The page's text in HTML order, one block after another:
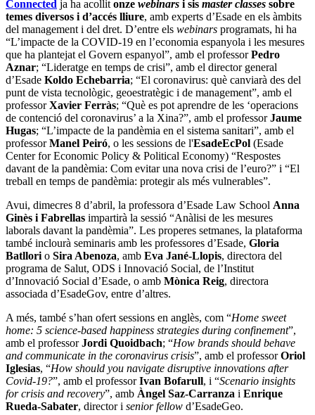
Connected ja ha acollitonze webinars i sis master classes sobre
temes diversos i d’accés lliure, amb experts d’Esade en els àmbits
del management i del dret. D’entre els webinars programats, hi ha
“L’impacte de la COVID-19 en l’economia espanyola i les mesures
que ha plantejat el Govern espanyol”, amb el professorPedro
Aznar; “Lideratge en temps de crisi”, amb el director general
d’Esade Koldo Echebarria; “El coronavirus: què canviarà des del
punt de vista tecnològic, geoestratègic i de management”, amb el
professorXavier Ferràs; “Què es pot aprendre de les ‘operacions
de contenció del coronavirus’ a la Xina?”, amb el professorJaume
Hugas; “L’impacte de la pandèmia en el sistema sanitari”, amb el
professorManel Peiró, o les sessions de l'EsadeEcPol (Esade
Center for Economic Policy & Political Economy) “Respostes
davant de la pandèmia: Com evitar una nova crisi de l’euro?” i “El
treball en temps de pandèmia: protegir als més vulnerables”.
Avui, dimecres 8 d’abril, la professora d’Esade Law School Anna
Ginès i Fabrellas impartirà la sessió “Anàlisi de les mesures
laborals davant la pandèmia”. Les properes setmanes, la plataforma
també inclourà seminaris amb les professores d’Esade, Gloria
Batllorio Sira Abenoza, amb Eva Jané-Llopis, directora del
programa de Salut, ODS i Innovació Social, de l’Institut
d’Innovació Social d’Esade, o amb Mònica Reig, directora
associada d’EsadeGov, entre d’altres.
A més, també s’han ofert sessions en anglès, com “Home sweet
home: 5 science-based happiness strategies during confinement”,
amb el professorJordi Quoidbach; “How brands should behave
and communicate in the coronavirus crisis”, amb el professorOriol
Iglesias, “How should you navigate disruptive innovations after
Covid-19?”, amb el professorIvan Bofarull, i “Scenario insights
for crisis and recovery”, amb Àngel Saz-Carranza i Enrique
Rueda-Sabater, director i senior fellow d’EsadeGeo.